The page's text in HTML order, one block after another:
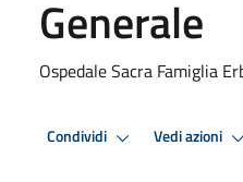
Generale
Ospedale Sacra Famiglia
Condividi Vedi azioni